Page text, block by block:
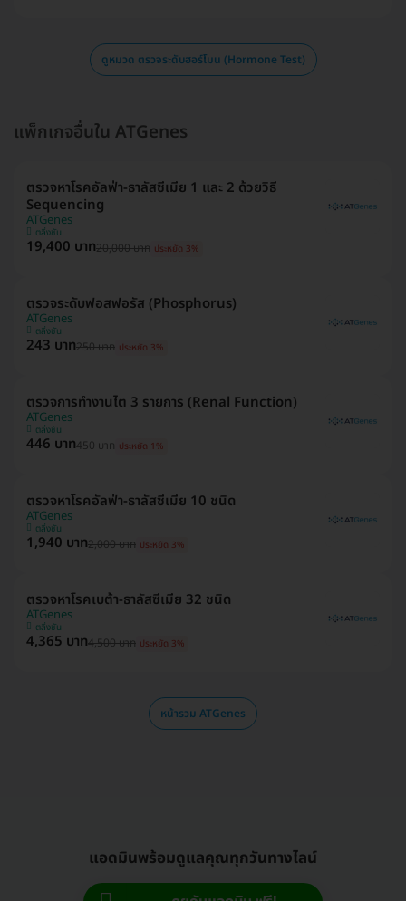
ดูหมวด ตรวจระดับฮอร์โมน (Hormone Test)
แพ็กเกจอื่นใน ATGenes
ตรวจหาโรคอัลฟ่า-ธาลัสซีเมีย 1 และ 2 ด้วยวิธี
Sequencing
ATGenes
ตลิ่งชัน
19,400 บาท20,000 บาท ประหยัด 3%
ตรวจระดับฟอสฟอรัส (Phosphorus)
ATGenes
ตลิ่งชัน
243 บาท250 บาท ประหยัด 3%
ตรวจการทำงานไต 3 รายการ (Renal Function)
ATGenes
ตลิ่งชัน
446 บาท450 บาท ประหยัด 1%
ตรวจหาโรคอัลฟ่า-ธาลัสซีเมีย 10 ชนิด
ATGenes
ตลิ่งชัน
1,940 บาท2,000 บาท ประหยัด 3%
ตรวจหาโรคเบต้า-ธาลัสซีเมีย 32 ชนิด
ATGenes
ตลิ่งชัน
4,365 บาท4,500 บาท ประหยัด 3%
หน้ารวม ATGenes
แอดมินพร้อมดูแลคุณทุกวันทางไลน์